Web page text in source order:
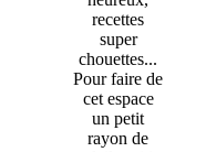
recettes
super
chouettes...
Pour faire de
cet espace
un petit
rayon de